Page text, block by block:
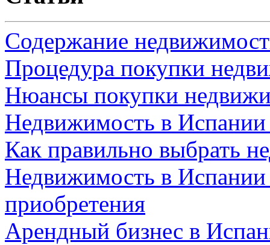
Содержание
Процедура покупки
Нюансы покупки
Недвижимость в
Как правильно выбрать
Недвижимость в Испании
приобретения
Арендный бизнес в